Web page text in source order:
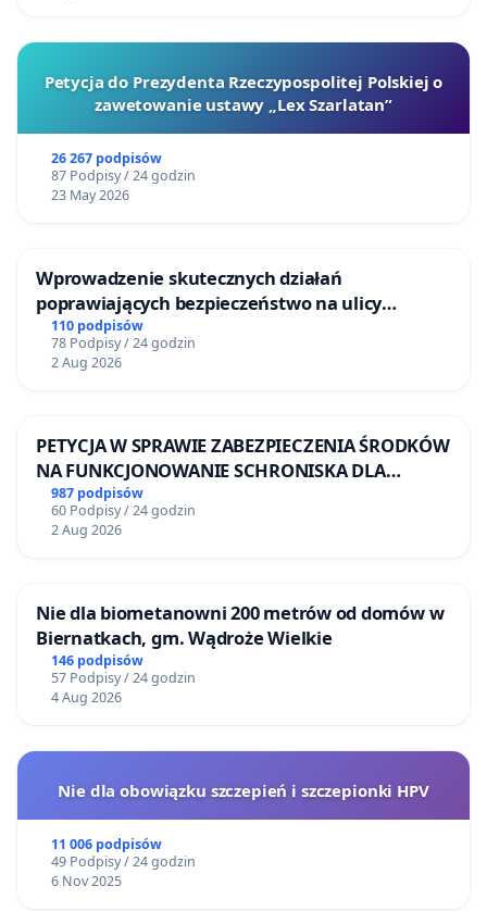
Petycja do Prezydenta Rzeczypospolitej Polskiej o
zawetowanie ustawy „Lex Szarlatan”
26 267 podpisów
87 Podpisy / 24 godzin
23 May 2026
Wprowadzenie skutecznych działań
poprawiających bezpieczeństwo na ulicy
Żeromskiego w Otwocku
110 podpisów
78 Podpisy / 24 godzin
2 Aug 2026
PETYCJA W SPRAWIE ZABEZPIECZENIA ŚRODKÓW
NA FUNKCJONOWANIE SCHRONISKA DLA
BEZDOMNYCH ZWIERZĄT W SKARYSZEWIE
987 podpisów
60 Podpisy / 24 godzin
2 Aug 2026
Nie dla biometanowni 200 metrów od domów w
Biernatkach, gm. Wądroże Wielkie
146 podpisów
57 Podpisy / 24 godzin
4 Aug 2026
Nie dla obowiązku szczepień i szczepionki HPV
11 006 podpisów
49 Podpisy / 24 godzin
6 Nov 2025